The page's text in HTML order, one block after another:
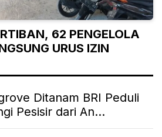
62 PENGELOLA
URUS IZIN
Ditanam BRI Peduli
Pesisir dari An...